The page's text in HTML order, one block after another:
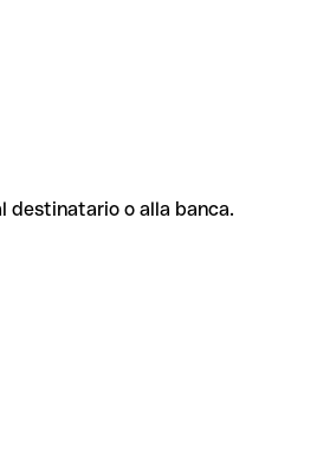
destinatario o alla banca.